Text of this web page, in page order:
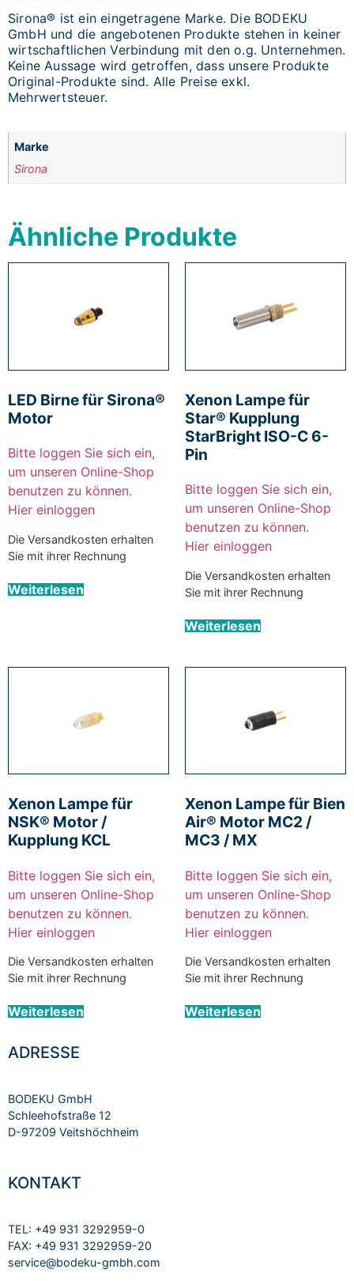
Sirona® ist ein eingetragene Marke. Die BODEKU
GmbH und die angebotenen Produkte stehen in keiner
wirtschaftlichen Verbindung mit den o.g. Unternehmen.
Keine Aussage wird getroffen, dass unsere Produkte
Original-Produkte sind. Alle Preise exkl.
Mehrwertsteuer.
Marke
Sirona
Ähnliche Produkte
LED Birne für Sirona®
Motor
Bitte loggen Sie sich ein,
um unseren Online-Shop
benutzen zu können.
Hier einloggen
Die Versandkosten erhalten
Sie mit ihrer Rechnung
Weiterlesen
Xenon Lampe für
Star® Kupplung
StarBright ISO-C 6-
Pin
Bitte loggen Sie sich ein,
um unseren Online-Shop
benutzen zu können.
Hier einloggen
Die Versandkosten erhalten
Sie mit ihrer Rechnung
Weiterlesen
Xenon Lampe für
NSK® Motor /
Kupplung KCL
Bitte loggen Sie sich ein,
um unseren Online-Shop
benutzen zu können.
Hier einloggen
Die Versandkosten erhalten
Sie mit ihrer Rechnung
Weiterlesen
Xenon Lampe für Bien
Air® Motor MC2 /
MC3 / MX
Bitte loggen Sie sich ein,
um unseren Online-Shop
benutzen zu können.
Hier einloggen
Die Versandkosten erhalten
Sie mit ihrer Rechnung
Weiterlesen
ADRESSE
BODEKU GmbH
Schleehofstraße 12
D-97209 Veitshöchheim
KONTAKT
TEL: +49 931 3292959-0
FAX: +49 931 3292959-20
service@bodeku-gmbh.com